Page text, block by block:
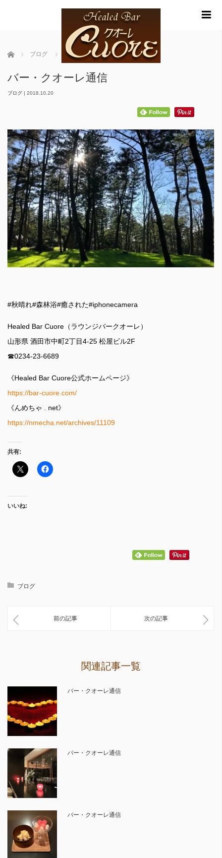
ホーム ブログ バー・クオーレ通信
バー・クオーレ通信
ブログ | 2018.10.20
#秋晴れ#森林浴#癒された#iphonecamera
Healed Bar Cuore（ラウンジバークオーレ）
山形県 酒田市中町2丁目4-25 松屋ビル2F
☎︎0234-23-6689
《Healed Bar Cuore公式ホームページ》
https://bar-cuore.com/
《んめちゃ . net》
https://nmecha.net/archives/11109
共有:
いいね:
ブログ
前の記事 次の記事
関連記事一覧
バー・クオーレ通信
バー・クオーレ通信
バー・クオーレ通信